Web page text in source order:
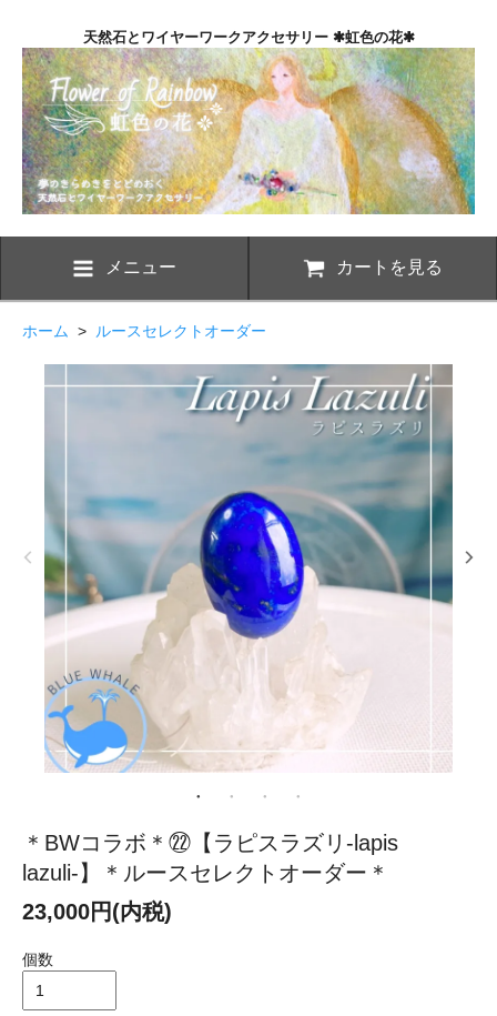
天然石とワイヤーワークアクセサリー ✱虹色の花✱
メニュー カートを見る
ホーム > ルースセレクトオーダー
＊BWコラボ＊㉒【ラピスラズリ-lapis
lazuli-】＊ルースセレクトオーダー＊
23,000円(内税)
個数